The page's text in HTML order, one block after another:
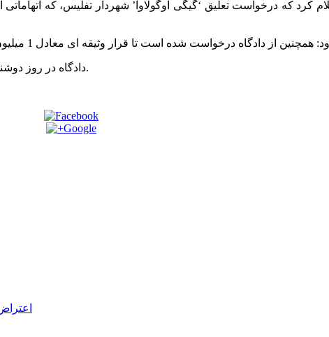
کرد که درخواست تعلیق ‘گیگی اوگولاوا’ شهردار تفلیس، که
دادگاه در روز دوشنبه، در خصوص درخواست دادستانی در رابطه با شهردار تفلیس، تصمیم گیری خواهد نمود.